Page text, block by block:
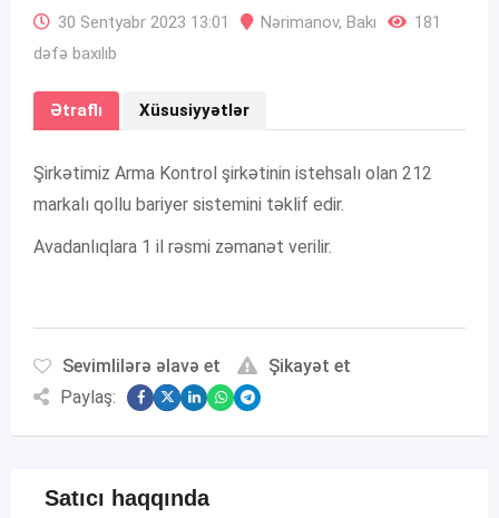
30 Sentyabr 2023 13:01 Nərimanov, Bakı
181
dəfə baxılıb
Ətraflı Xüsusiyyətlər
Şirkətimiz Arma Kontrol şirkətinin istehsalı olan 212
markalı qollu bariyer sistemini təklif edir.
Avadanlıqlara 1 il rəsmi zəmanət verilir.
Sevimlilərə əlavə et
Şikayət et
Paylaş:
Satıcı haqqında